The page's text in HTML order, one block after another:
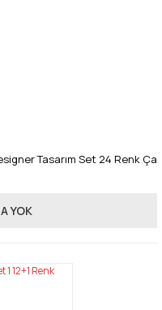
Tasarım Set 24 Renk
TL
YOK